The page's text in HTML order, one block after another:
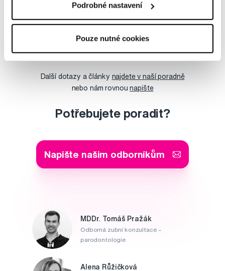
Podrobné nastavení
Pouze nutné cookies
Další dotazy a články najdete v naší poradně
nebo nám rovnounapište
Potřebujete poradit?
Napište našim odborníkům
MDDr. Tomáš Pražák
Odborná zubní konzultace –
parodontologie
Alena Růžičková